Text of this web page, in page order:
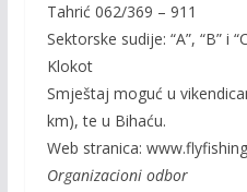
Tahrić 062/369 – 911
Sektorske sudije: “A”, “B” i
Klokot
Smještaj moguć u
km), te u Bihaću.
Web stranica:
Organizacioni odbor